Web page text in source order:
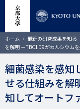
コ
ン
テ
ン
ツ
に
移
動
ホーム 最新の研究成果を知る
を解明 －TBC1D9がカルシウム
細菌感染を感知
せる仕組みを解
知してオートフ